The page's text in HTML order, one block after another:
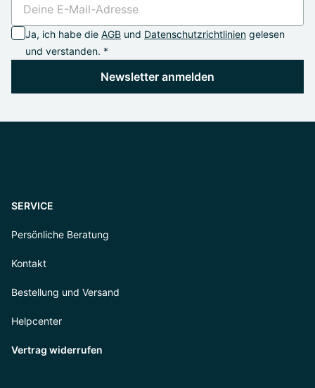
Ja, ich habe die AGB und Datenschutzrichtlinien gelesen
und verstanden. *
Newsletter anmelden
SERVICE
Persönliche Beratung
Kontakt
Bestellung und Versand
Helpcenter
Vertrag widerrufen